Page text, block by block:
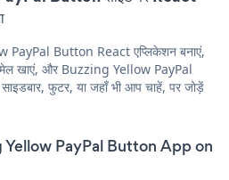
Button React एप्लिकेशन बनाएं,
मेल खाएं, और Buzzing Yellow PayPal
फुटर, या जहाँ भी आप चाहें, पर जोड़ें
Yellow PayPal Button App on